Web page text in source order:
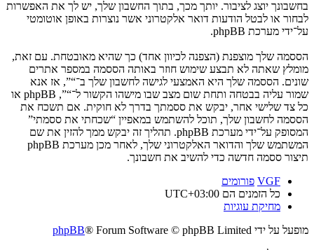
בחשבונך יוצג לציבור. יותך מכך, בתוך החשבון שלך, יש לך את האפשרות
לבחור או לבטל הודעות דואר אלקטרוני אשר נוצרות באופן אוטומטי
על־ידי מערכת phpBB.
הססמה שלך מוצפנת (הצפנה לכיוון אחד) כך שהיא מאובטחת. עם זאת,
מומלץ שאתה לא תבצע שימוש חוזר באותה הססמה במספר אתרים
שונים. הססמה שלך היא האמצעי לגישה לחשבון שלך ב־“”, אז אנא
שמור עליה בבטחה ותחת שום מצב שבו מישהו הקשור ל־“”, phpBB או
כל צד שלישי אחר, יבקש את ססמתך בדרך לא חוקית. אם תשכח את
הססמה לחשבון שלך, תוכל להשתמש במאפיין “שכחתי את ססמתי”
המסופק על־ידי מערכת phpBB. תהליך זה יבקש ממך להזין את שם
המשתמש שלך והדואר האלקטרוני שלך, לאחר מכן מערכת phpBB
תיצור ססמה חדשה כדי להשיב את חשבונך.
VGF פורומים
כל הזמנים הם UTC+03:00
מחיקת עוגיות
מופעל על ידי
phpBB® Forum Software © phpBB Limited